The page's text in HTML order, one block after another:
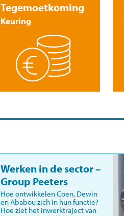
Tegemoetkoming
Keuring
Werken in de sector –
Group Peeters
Hoe ontwikkelen Coen, Dewin
en Ababou zich in hun functie?
Hoe ziet het inwerktraject van